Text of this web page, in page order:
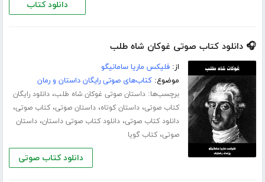
دانلود کتاب
🎧 دانلود کتاب صوتی غوکان شاه طلب
از:فلیکس ماریا سامانیگو
موضوع:کتاب‌های صوتی رایگان داستان و رمان
برچسب‌ها:داستان صوتی غوکان شاه طلب،دانلود رایگان
کتاب صوتی،داستان کوتاه،داستان صوتی،کتاب صوتی،
دانلود کتاب صوتی،دانلود کتاب صوتی داستان،داستان
صوتی،کتاب گویا
دانلود کتاب صوتی